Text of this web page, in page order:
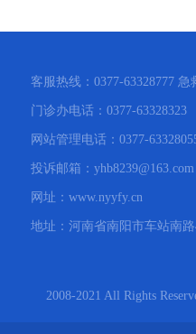
客服热线：0377-63328777 急
门诊办电话：0377-63328323
网站管理电话：0377-
投诉邮箱：yhb8239@163.com
网址：www.nyyfy.cn
地址：河南省南阳市车站南
2008-2021 All Rights